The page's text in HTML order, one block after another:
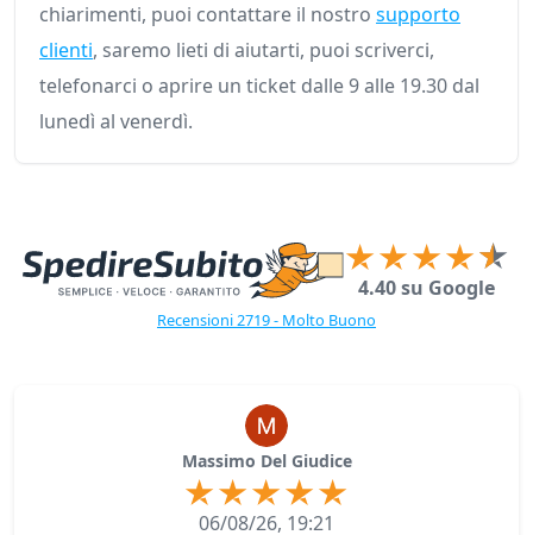
chiarimenti, puoi contattare il nostro supporto
clienti, saremo lieti di aiutarti, puoi scriverci,
telefonarci o aprire un ticket dalle 9 alle 19.30 dal
lunedì al venerdì.
4.40 su Google
Recensioni 2719 - Molto Buono
Massimo Del Giudice
06/08/26, 19:21